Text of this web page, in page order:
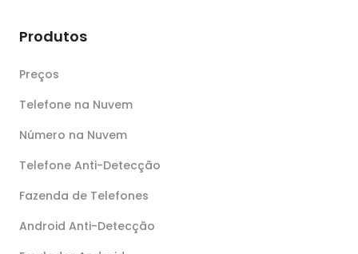
Produtos
Preços
Telefone na Nuvem
Número na Nuvem
Telefone Anti-Detecção
Fazenda de Telefones
Android Anti-Detecção